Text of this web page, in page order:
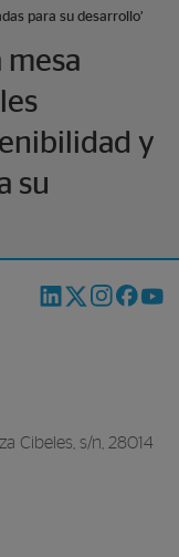
para su desarrollo’
mesa
y
su
Cibeles, s/n, 28014